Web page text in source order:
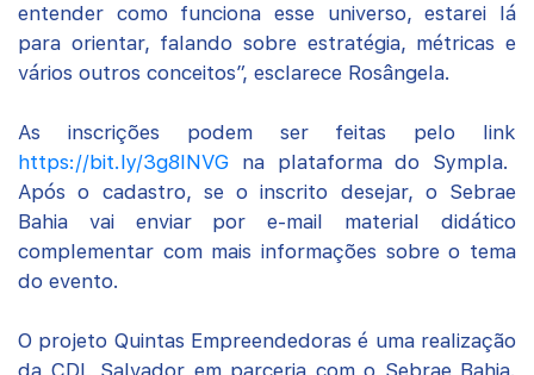
entender como funciona esse universo, estarei lá
para orientar, falando sobre estratégia, métricas e
vários outros conceitos”, esclarece Rosângela.
As inscrições podem ser feitas pelo link
https://bit.ly/3g8INVG na plataforma do Sympla.
Após o cadastro, se o inscrito desejar, o Sebrae
Bahia vai enviar por e-mail material didático
complementar com mais informações sobre o tema
do evento.
O projeto Quintas Empreendedoras é uma realização
da CDL Salvador em parceria com o Sebrae Bahia.